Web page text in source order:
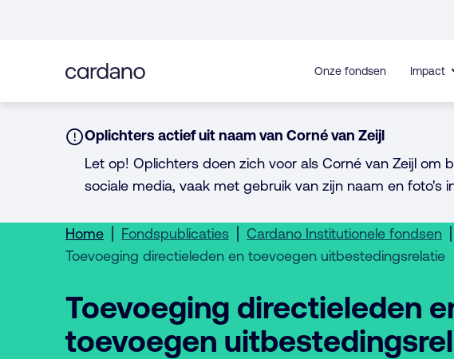
inhoud
Onze fondsen Impact
Notice:
Oplichters actief uit naam van Corné van Zeijl
Let op! Oplichters doen zich voor als Corné van Zeijl
sociale media, vaak met gebruik van zijn naam en foto's
Home Fondspublicaties
Cardano Institutionele fondsen
Toevoeging directieleden en toevoegen uitbestedingsrelatie
Toevoeging directieleden
toevoegen